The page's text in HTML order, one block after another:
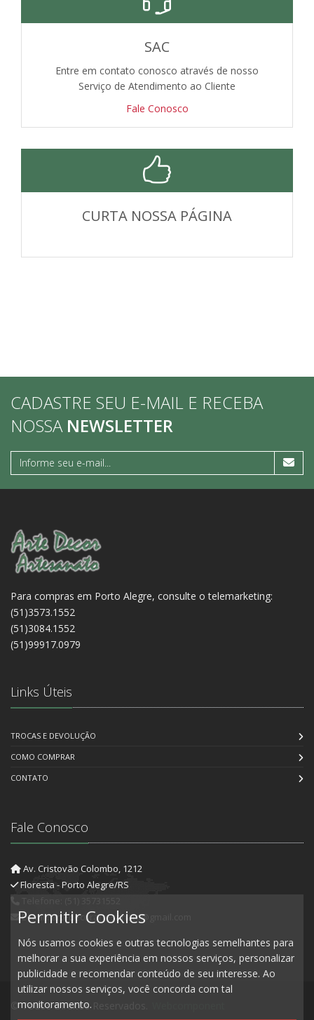
SAC
Entre em contato conosco através de nosso
Serviço de Atendimento ao Cliente
Fale Conosco
CURTA NOSSA PÁGINA
CADASTRE SEU E-MAIL E RECEBA
NOSSA NEWSLETTER
Para compras em Porto Alegre, consulte o telemarketing:
(51)3573.1552
(51)3084.1552
(51)99917.0979
Links Úteis
TROCAS E DEVOLUÇÃO
COMO COMPRAR
CONTATO
Fale Conosco
Av. Cristovão Colombo, 1212
Floresta - Porto Alegre/RS
E-mail: artedecorartesanato@gmail.com
© Todos Direitos Reservados.
Permitir Cookies
Nós usamos cookies e outras tecnologias semelhantes para
melhorar a sua experiência em nossos serviços, personalizar
publicidade e recomendar conteúdo de seu interesse. Ao
utilizar nossos serviços, você concorda com tal
monitoramento.